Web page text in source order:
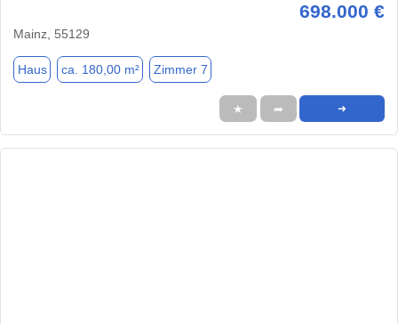
698.000 €
Mainz, 55129
Haus ca. 180,00 m² Zimmer 7
★ ➦ ➜